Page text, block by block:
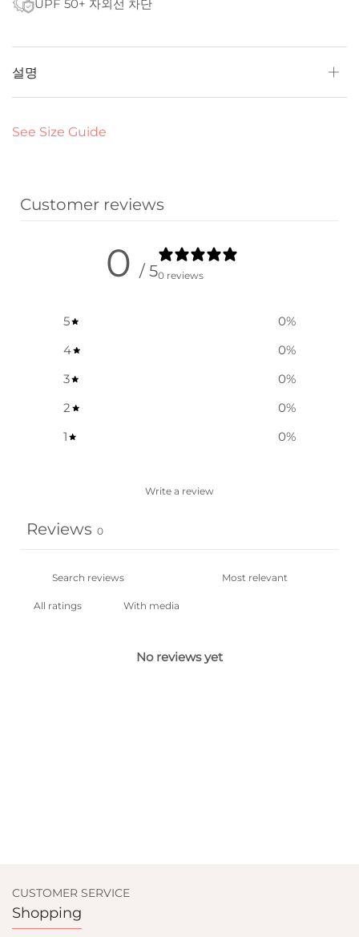
UPF 50+ 자외선 차단
설명
See Size Guide
Customer reviews
0 / 50 reviews
5 0%
4
0%
3
0%
2
0%
1
0%
Write a review
Reviews 0
With media
No reviews yet
CUSTOMER SERVICE
Shopping